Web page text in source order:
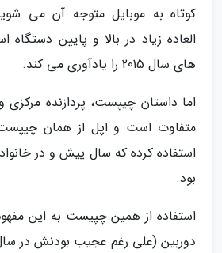
کوتاه به موبایل متوجه آن می
العاده زیاد در بالا و پایین
های سال 2015 را یادآوری می کند.
اما داستان چیپست، پردازنده مرکزی
بود.
استفاده از همین چپیست به این